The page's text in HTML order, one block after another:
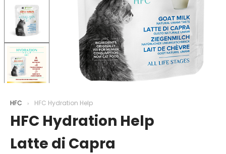
HFC HFC Hydration Help
HFC Hydration Help
Latte di Capra